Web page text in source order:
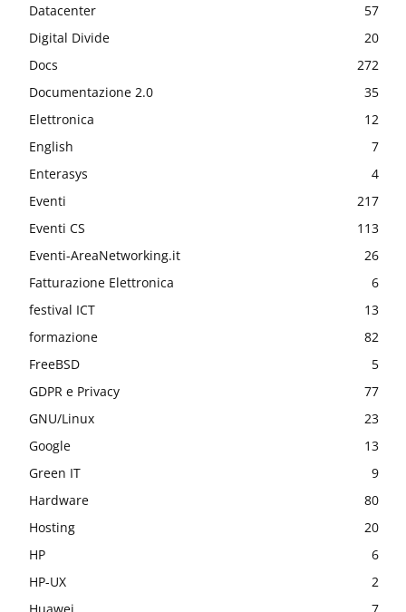
Datacenter
57
Digital Divide
20
Docs
272
Documentazione 2.0
35
Elettronica
12
English
7
Enterasys
4
Eventi
217
Eventi CS
113
Eventi-AreaNetworking.it
26
Fatturazione Elettronica
6
festival ICT
13
formazione
82
FreeBSD
5
GDPR e Privacy
77
GNU/Linux
23
Google
13
Green IT
9
Hardware
80
Hosting
20
HP
6
HP-UX
2